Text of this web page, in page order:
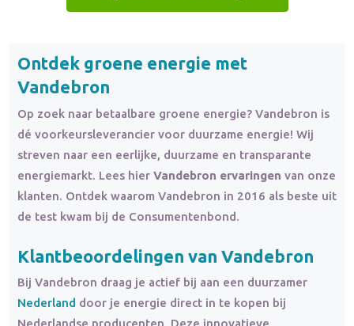
Ontdek groene energie met
Vandebron
Op zoek naar betaalbare groene energie? Vandebron is
dé voorkeursleverancier voor duurzame energie! Wij
streven naar een eerlijke, duurzame en transparante
energiemarkt. Lees hier Vandebron ervaringen van onze
klanten. Ontdek waarom Vandebron in 2016 als beste uit
de test kwam bij de Consumentenbond.
Klantbeoordelingen van Vandebron
Bij Vandebron draag je actief bij aan een duurzamer
Nederland door je energie direct in te kopen bij